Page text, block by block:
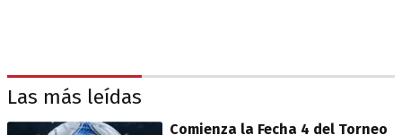
Las más leídas
Comienza la Fecha 4 del Torneo